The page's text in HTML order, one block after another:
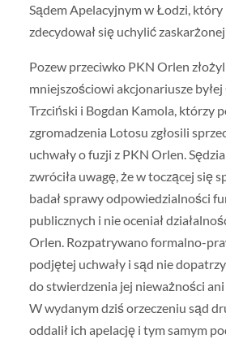
Sądem Apelacyjnym w Łodzi,
zdecydował się uchylić zaskarżonej
Pozew przeciwko PKN Orlen
mniejszościowi akcjonariusze
Trzciński i Bogdan Kamola, którzy
zgromadzenia Lotosu zgłosili
uchwały o fuzji z PKN Orlen.
zwróciła uwagę, że w toczącej się
badał sprawy odpowiedzialności
publicznych i nie oceniał
Orlen. Rozpatrywano formalno-
podjętej uchwały i sąd nie
do stwierdzenia jej nieważności
W wydanym dziś orzeczeniu sąd
oddalił ich apelację i tym samym